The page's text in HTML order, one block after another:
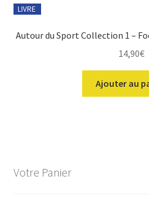
LIVRE
Autour du Sport Collection 1 –
14,90€
Ajouter au
Votre Panier